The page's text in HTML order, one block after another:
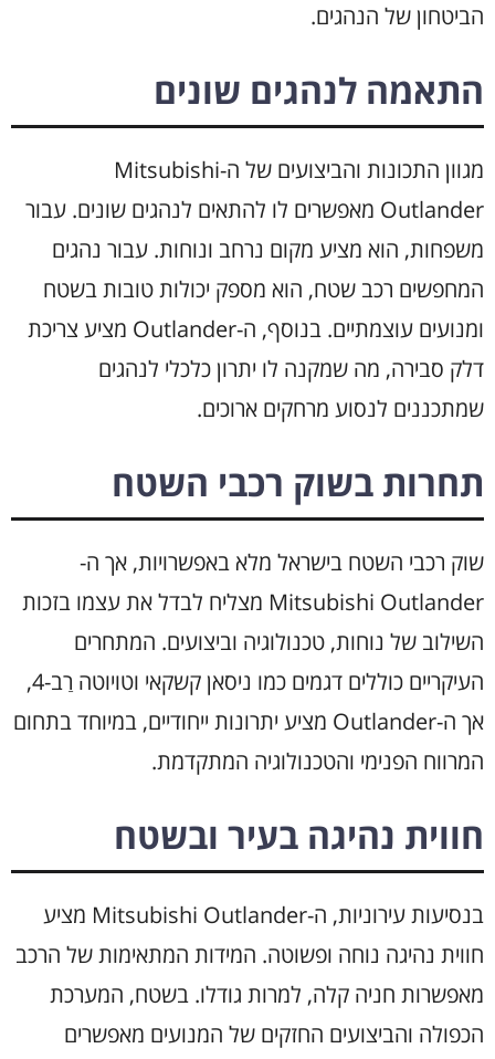
הביטחון של הנהגים.
התאמה לנהגים שונים
מגוון התכונות והביצועים של ה-Mitsubishi
Outlander מאפשרים לו להתאים לנהגים שונים. עבור
משפחות, הוא מציע מקום נרחב ונוחות. עבור נהגים
המחפשים רכב שטח, הוא מספק יכולות טובות בשטח
ומנועים עוצמתיים. בנוסף, ה-Outlander מציע צריכת
דלק סבירה, מה שמקנה לו יתרון כלכלי לנהגים
שמתכננים לנסוע מרחקים ארוכים.
תחרות בשוק רכבי השטח
שוק רכבי השטח בישראל מלא באפשרויות, אך ה-
Mitsubishi Outlander מצליח לבדל את עצמו בזכות
השילוב של נוחות, טכנולוגיה וביצועים. המתחרים
העיקריים כוללים דגמים כמו ניסאן קשקאי וטויוטה רַב-4,
אך ה-Outlander מציע יתרונות ייחודיים, במיוחד בתחום
המרווח הפנימי והטכנולוגיה המתקדמת.
חווית נהיגה בעיר ובשטח
בנסיעות עירוניות, ה-Mitsubishi Outlander מציע
חווית נהיגה נוחה ופשוטה. המידות המתאימות של הרכב
מאפשרות חניה קלה, למרות גודלו. בשטח, המערכת
הכפולה והביצועים החזקים של המנועים מאפשרים